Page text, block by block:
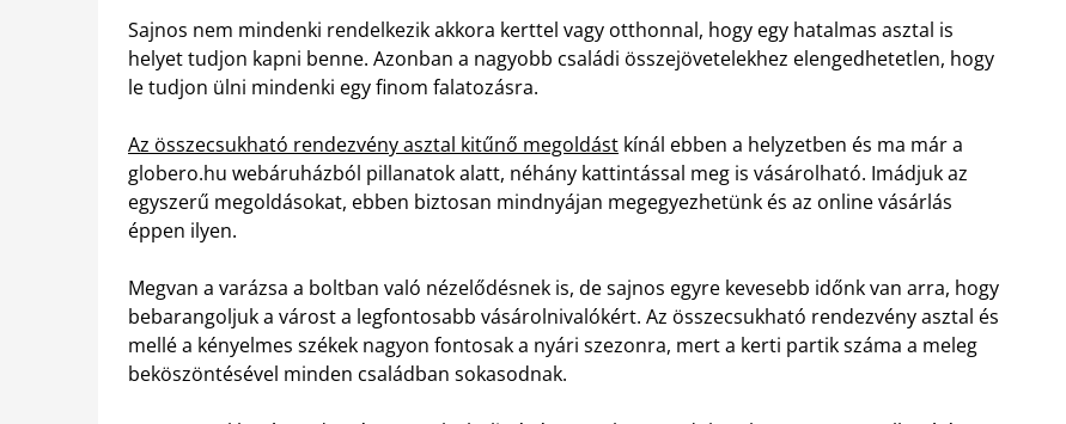
Sajnos nem mindenki rendelkezik akkora kerttel vagy otthonnal, hogy egy hatalmas asztal is
helyet tudjon kapni benne. Azonban a nagyobb családi összejövetelekhez elengedhetetlen, hogy
le tudjon ülni mindenki egy finom falatozásra.
Az összecsukható rendezvény asztal kitűnő megoldást kínál ebben a helyzetben és ma már a
globero.hu webáruházból pillanatok alatt, néhány kattintással meg is vásárolható. Imádjuk az
egyszerű megoldásokat, ebben biztosan mindnyájan megegyezhetünk és az online vásárlás
éppen ilyen.
Megvan a varázsa a boltban való nézelődésnek is, de sajnos egyre kevesebb időnk van arra, hogy
bebarangoljuk a várost a legfontosabb vásárolnivalókért. Az összecsukható rendezvény asztal és
mellé a kényelmes székek nagyon fontosak a nyári szezonra, mert a kerti partik száma a meleg
beköszöntésével minden családban sokasodnak.